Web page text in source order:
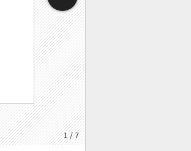
1 / 7